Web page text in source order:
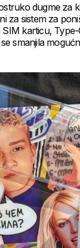
dugme za
za sistem za
SIM karticu,
smanjila